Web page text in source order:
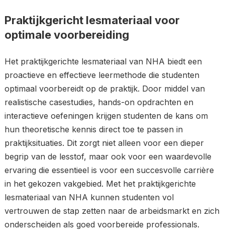
Praktijkgericht lesmateriaal voor
optimale voorbereiding
Het praktijkgerichte lesmateriaal van NHA biedt een
proactieve en effectieve leermethode die studenten
optimaal voorbereidt op de praktijk. Door middel van
realistische casestudies, hands-on opdrachten en
interactieve oefeningen krijgen studenten de kans om
hun theoretische kennis direct toe te passen in
praktijksituaties. Dit zorgt niet alleen voor een dieper
begrip van de lesstof, maar ook voor een waardevolle
ervaring die essentieel is voor een succesvolle carrière
in het gekozen vakgebied. Met het praktijkgerichte
lesmateriaal van NHA kunnen studenten vol
vertrouwen de stap zetten naar de arbeidsmarkt en zich
onderscheiden als goed voorbereide professionals.